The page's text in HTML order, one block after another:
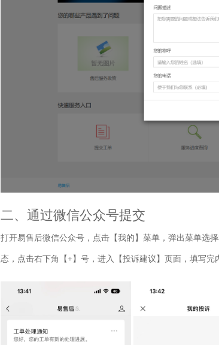
二、通过微信公众号提交
打开易售后微信公众号，点击【我的】菜单，弹出菜单选
态，点击右下角【+】号，进入【投诉建议】页面，填写完